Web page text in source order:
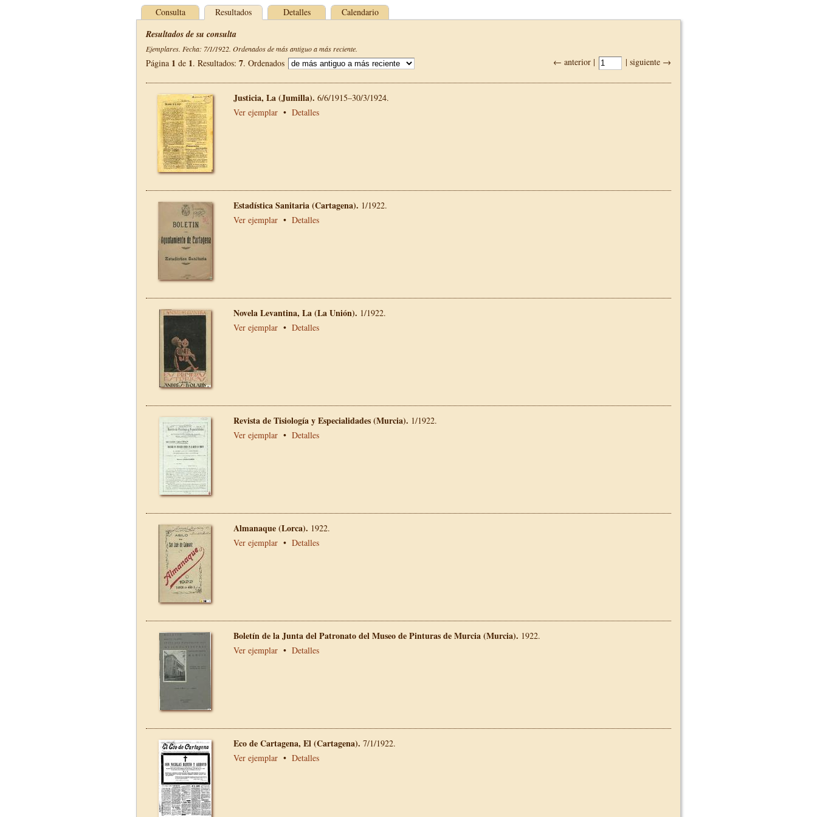
Consulta Resultados Detalles Calendario
Resultados de su consulta
Ejemplares. Fecha: 7/1/1922. Ordenados de más antiguo a más reciente.
← anterior | | siguiente →
Página 1 de 1. Resultados: 7. Ordenados
Justicia, La (Jumilla). 6/6/1915–30/3/1924.
Ver ejemplar • Detalles
Estadística Sanitaria (Cartagena). 1/1922.
Ver ejemplar • Detalles
Novela Levantina, La (La Unión). 1/1922.
Ver ejemplar • Detalles
Revista de Tisiología y Especialidades (Murcia). 1/1922.
Ver ejemplar • Detalles
Almanaque (Lorca). 1922.
Ver ejemplar • Detalles
Boletín de la Junta del Patronato del Museo de Pinturas de Murcia (Murcia). 1922.
Ver ejemplar • Detalles
Eco de Cartagena, El (Cartagena). 7/1/1922.
Ver ejemplar • Detalles